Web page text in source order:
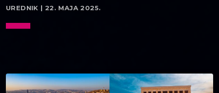
UREDNIK | 22. MAJA 2025.